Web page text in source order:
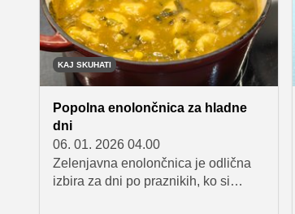
KAJ SKUHATI
Popolna enolončnica za hladne
dni
06. 01. 2026 04.00
Zelenjavna enolončnica je odlična
izbira za dni po praznikih, ko si